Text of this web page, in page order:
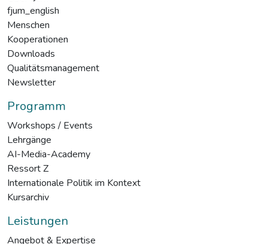
fjum_english
Menschen
Kooperationen
Downloads
Qualitätsmanagement
Newsletter
Programm
Workshops / Events
Lehrgänge
AI-Media-Academy
Ressort Z
Internationale Politik im Kontext
Kursarchiv
Leistungen
Angebot & Expertise